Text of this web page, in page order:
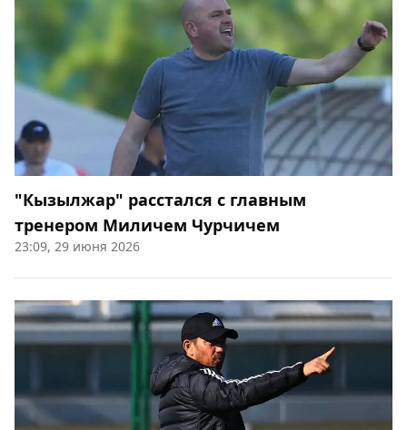
"Кызылжар" расстался с главным
тренером Миличем Чурчичем
23:09, 29 июня 2026